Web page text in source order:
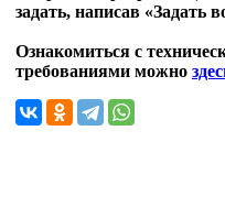
задать, написав «Задать
Ознакомиться с
требованиями можно